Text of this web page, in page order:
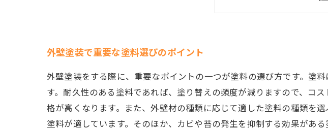
メンテナンスのしや
外壁塗装で重要な塗料選びのポイント
外壁塗装をする際に、重要なポイントの一つが塗料の選び方です。塗
す。耐久性のある塗料であれば、塗り替えの頻度が減りますので、コ
格が高くなります。また、外壁材の種類に応じて適した塗料の種類を
塗料が適しています。そのほか、カビや苔の発生を抑制する効果があ